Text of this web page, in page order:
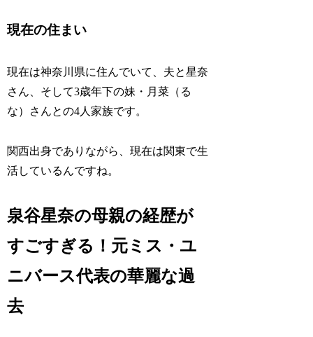
現在の住まい
現在は神奈川県に住んでいて、夫と星奈
さん、そして3歳年下の妹・月菜（る
な）さんとの4人家族です。
関西出身でありながら、現在は関東で生
活しているんですね。
泉谷星奈の母親の経歴が
すごすぎる！元ミス・ユ
ニバース代表の華麗な過
去